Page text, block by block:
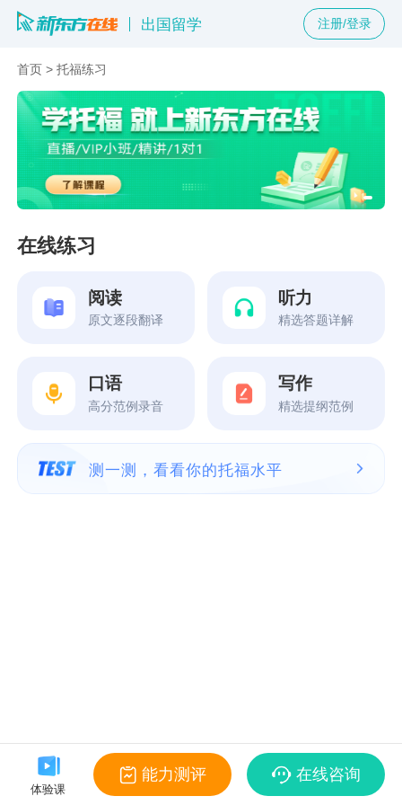
出国留学 注册/登录
首页 >托福练习
在线练习
阅读
原文逐段翻译
听力
精选答题详解
口语
高分范例录音
写作
精选提纲范例
测一测，看看你的托福水平
体验课
能力测评 在线咨询